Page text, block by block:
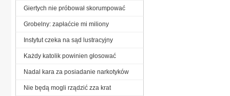
Giertych nie próbował skorumpować
Grobelny: zapłaćcie mi miliony
Instytut czeka na sąd lustracyjny
Każdy katolik powinien głosować
Nadal kara za posiadanie narkotyków
Nie będą mogli rządzić zza krat